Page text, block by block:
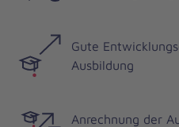
Gute
Ausbildung
Anrechnung der